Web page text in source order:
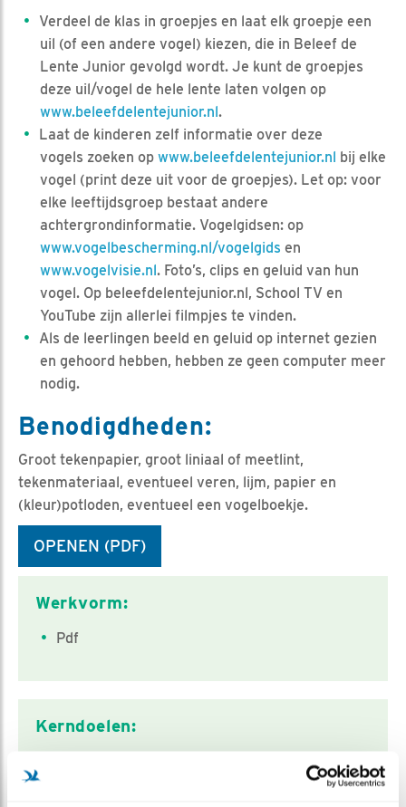
Verdeel de klas in groepjes en laat elk groepje een
uil (of een andere vogel) kiezen, die in Beleef de
Lente Junior gevolgd wordt. Je kunt de groepjes
deze uil/vogel de hele lente laten volgen op
www.beleefdelentejunior.nl.
Laat de kinderen zelf informatie over deze
vogels zoeken op www.beleefdelentejunior.nl bij elke
vogel (print deze uit voor de groepjes). Let op: voor
elke leeftijdsgroep bestaat andere
achtergrondinformatie. Vogelgidsen: op
www.vogelbescherming.nl/vogelgids en
www.vogelvisie.nl. Foto’s, clips en geluid van hun
vogel. Op beleefdelentejunior.nl, School TV en
YouTube zijn allerlei filmpjes te vinden.
Als de leerlingen beeld en geluid op internet gezien
en gehoord hebben, hebben ze geen computer meer
nodig.
Benodigdheden:
Groot tekenpapier, groot liniaal of meetlint,
tekenmateriaal, eventueel veren, lijm, papier en
(kleur)potloden, eventueel een vogelboekje.
OPENEN (PDF)
Classificatie
Werkvorm:
Pdf
Kerndoelen: